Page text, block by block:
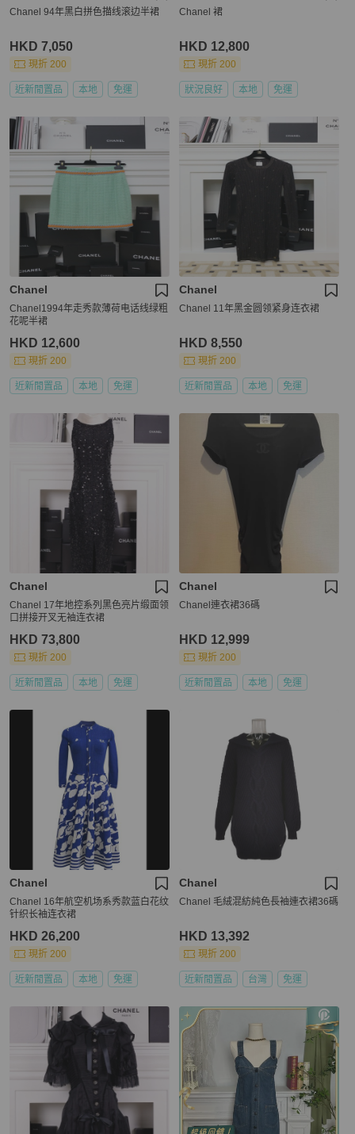
Chanel 94年黑白拼色描线滚边半裙
HKD 7,050
現折 200
近新閒置品 本地 免運
Chanel 裙
HKD 12,800
現折 200
狀況良好 本地 免運
Chanel
Chanel1994年走秀款薄荷电话线绿粗
花呢半裙
HKD 12,600
現折 200
近新閒置品 本地 免運
Chanel
Chanel 11年黑金圆领紧身连衣裙
HKD 8,550
現折 200
近新閒置品 本地 免運
Chanel
Chanel 17年地控系列黑色亮片缎面领
口拼接开叉无袖连衣裙
HKD 73,800
現折 200
近新閒置品 本地 免運
Chanel
Chanel連衣裙36碼
HKD 12,999
現折 200
近新閒置品 本地 免運
Chanel
Chanel 16年航空机场系秀款蓝白花纹
针织长袖连衣裙
HKD 26,200
現折 200
近新閒置品 本地 免運
Chanel
Chanel 毛絨混紡純色長袖連衣裙36碼
HKD 13,392
現折 200
近新閒置品 台灣 免運